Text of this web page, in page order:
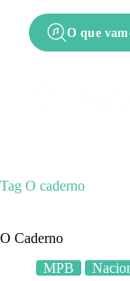
O que
Tag O caderno
O Caderno
MPB